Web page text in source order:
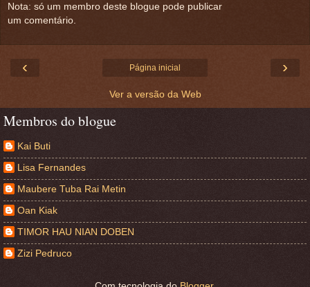
Nota: só um membro deste blogue pode publicar
um comentário.
‹ ›
Página inicial
Ver a versão da Web
Membros do blogue
Kai Buti
Lisa Fernandes
Maubere Tuba Rai Metin
Oan Kiak
TIMOR HAU NIAN DOBEN
Zizi Pedruco